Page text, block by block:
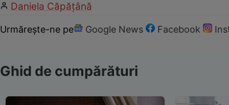
Daniela Căpăţână
Urmărește-ne pe Google News Facebook
Ghid de cumpărături